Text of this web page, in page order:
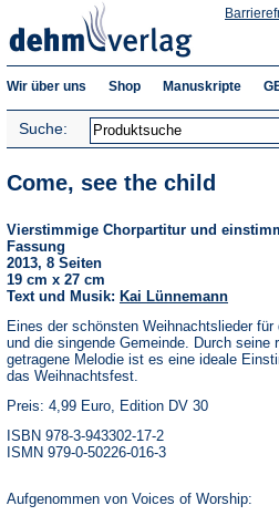
Wir über uns Shop Manuskripte
Suche:
Come, see the child
Vierstimmige Chorpartitur und
Fassung
2013, 8 Seiten
19 cm x 27 cm
Text und Musik: Kai Lünnemann
Eines der schönsten Weihnachtslieder für
und die singende Gemeinde. Durch seine
getragene Melodie ist es eine ideale
das Weihnachtsfest.
Preis: 4,99 Euro, Edition DV 30
ISBN 978-3-943302-17-2
ISMN 979-0-50226-016-3
Aufgenommen von Voices of Worship: